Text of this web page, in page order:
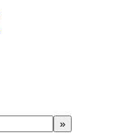
»